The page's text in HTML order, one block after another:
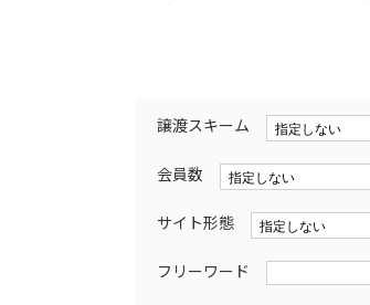
譲渡スキーム
会員数
サイト形態
フリーワード